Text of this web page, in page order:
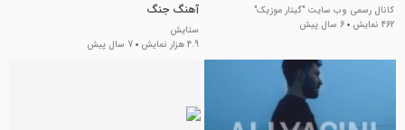
کانال رسمی وب سایت "گیتار موزیک"
462 نمایش
6 سال پیش
آهنگ جنگ
ستایش
4.9 هزار نمایش
7 سال پیش